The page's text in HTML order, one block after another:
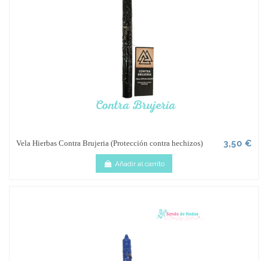
Vela Hierbas Contra Brujeria (Protección contra hechizos) 3,50 €
Añadir al carrito